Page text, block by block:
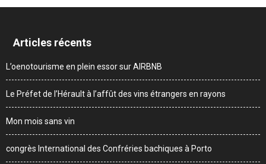
Articles récents
L’oenotourisme en plein essor sur AIRBNB
Le Préfet de l’Hérault à l’affût des vins étrangers en rayons
Mon mois sans vin
congrès International des Confréries bachiques à Porto